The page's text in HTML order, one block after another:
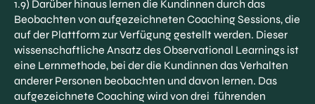
1.9) Darüber hinaus lernen die Kundinnen durch das
Beobachten von aufgezeichneten Coaching Sessions, die
auf der Plattform zur Verfügung gestellt werden. Dieser
wissenschaftliche Ansatz des Observational Learnings ist
eine Lernmethode, bei der die Kundinnen das Verhalten
anderer Personen beobachten und davon lernen. Das
aufgezeichnete Coaching wird von drei führenden